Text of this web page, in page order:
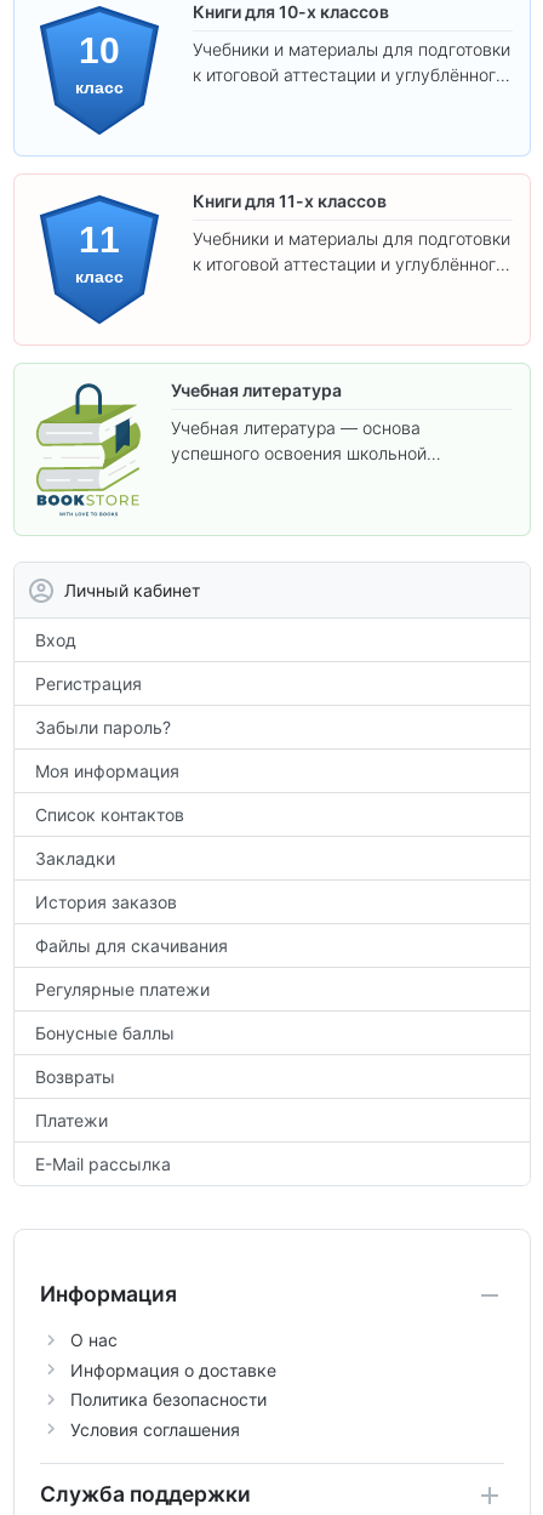
10
класс
Книги для 10-х классов
Учебники и материалы для подготовки
к итоговой аттестации и углублённого
11
класс
Книги для 11-х классов
Учебники и материалы для подготовки
к итоговой аттестации и углублённого
Учебная литература
Учебная литература — основа
успешного освоения школьной
Личный кабинет
Вход
Регистрация
Забыли пароль?
Моя информация
Список контактов
Закладки
История заказов
Файлы для скачивания
Регулярные платежи
Бонусные баллы
Возвраты
Платежи
E-Mail рассылка
Информация
О нас
Информация о доставке
Политика безопасности
Условия соглашения
Служба поддержки